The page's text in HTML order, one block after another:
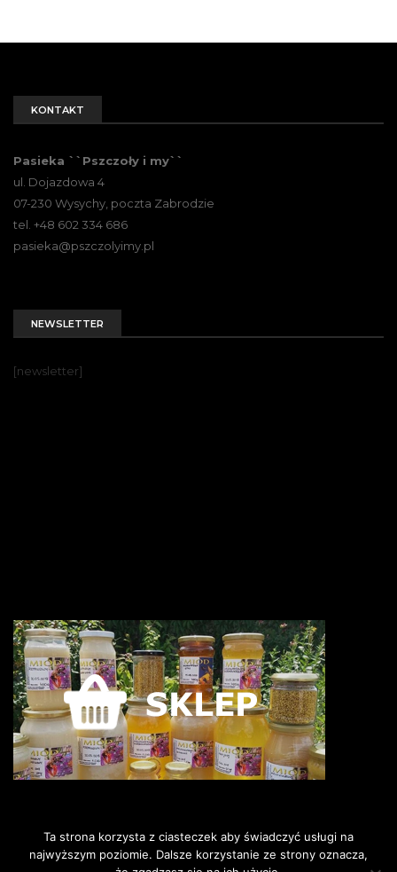
KONTAKT
Pasieka ``Pszczoły i my``
ul. Dojazdowa 4
07-230 Wysychy, poczta Zabrodzie
tel. +48 602 334 686
pasieka@pszczolyimy.pl
NEWSLETTER
[newsletter]
Ta strona korzysta z ciasteczek aby świadczyć usługi na
najwyższym poziomie. Dalsze korzystanie ze strony oznacza,